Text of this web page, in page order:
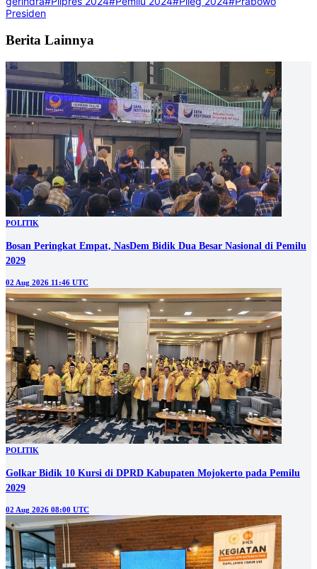
Presiden
Berita Lainnya
POLITIK
Bosan Peringkat Empat, NasDem Bidik Dua Besar Nasional di Pemilu
2029
02 Aug 2026 11:46 UTC
POLITIK
Golkar Bidik 10 Kursi di DPRD Kabupaten Mojokerto pada Pemilu
2029
02 Aug 2026 08:00 UTC